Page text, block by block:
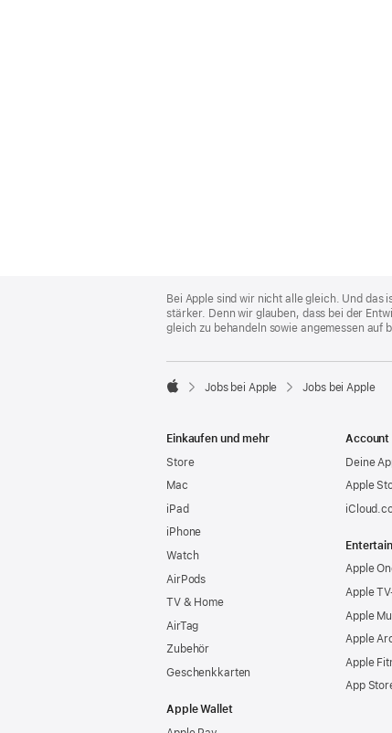
Footer
Bei Apple sind wir nicht alle gleich. Und
stärker. Denn wir glauben, dass bei der
gleich zu behandeln sowie angemessen auf

Jobs bei Apple Jobs bei Apple
Einkaufen und mehr
Store
Mac
iPad
iPhone
Watch
AirPods
TV & Home
AirTag
Zubehör
Geschenkkarten
Apple Wallet
Account
Deine
Apple
Apple
Apple
Apple
Apple
Apple
App